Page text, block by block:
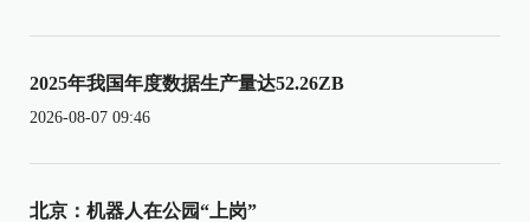
2025年我国年度数据生产量达52.26ZB
2026-08-07 09:46
北京：机器人在公园“上岗”